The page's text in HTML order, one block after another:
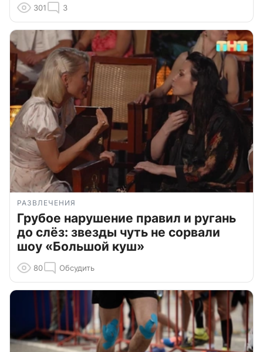
301 3
РАЗВЛЕЧЕНИЯ
Грубое нарушение правил и ругань
до слёз: звезды чуть не сорвали
шоу «Большой куш»
80 Обсудить